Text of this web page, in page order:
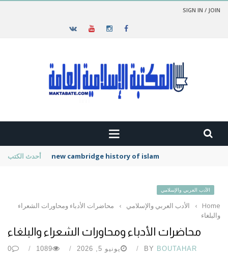
SIGN IN / JOIN
أحدث الكتب new cambridge history of islam
الأدب العربي والإسلامي
Home
› الأدب العربي والإسلامي ›
محاضرات الأدباء ومحاورات الشعراء
والبلغاء
محاضرات الأدباء ومحاورات الشعراء والبلغاء
BY BOUTAHAR يونيو 5, 2026 1089
0